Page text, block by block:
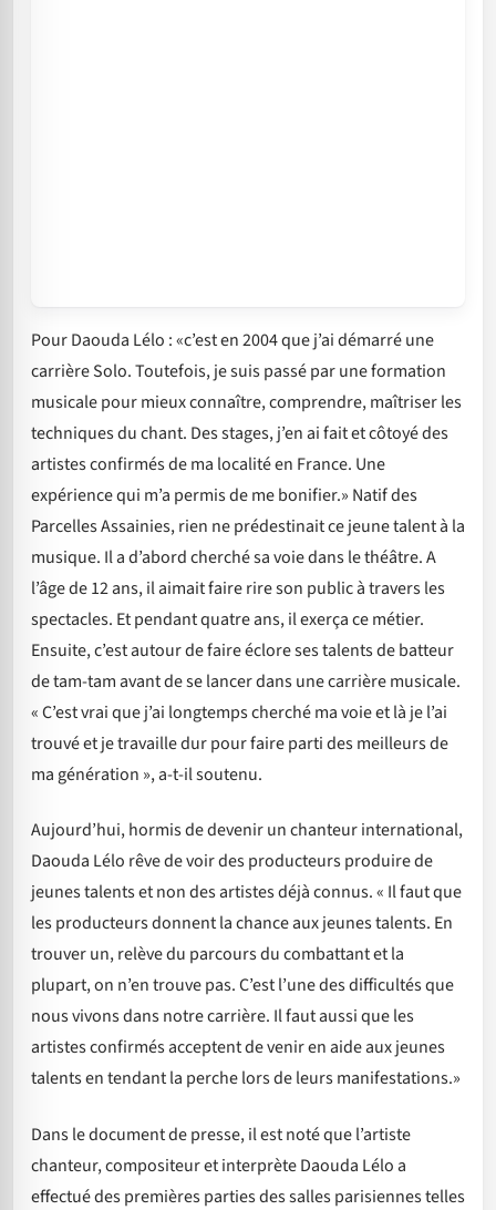
Pour Daouda Lélo : «c’est en 2004 que j’ai démarré une
carrière Solo. Toutefois, je suis passé par une formation
musicale pour mieux connaître, comprendre, maîtriser les
techniques du chant. Des stages, j’en ai fait et côtoyé des
artistes confirmés de ma localité en France. Une
expérience qui m’a permis de me bonifier.» Natif des
Parcelles Assainies, rien ne prédestinait ce jeune talent à la
musique. Il a d’abord cherché sa voie dans le théâtre. A
l’âge de 12 ans, il aimait faire rire son public à travers les
spectacles. Et pendant quatre ans, il exerça ce métier.
Ensuite, c’est autour de faire éclore ses talents de batteur
de tam-tam avant de se lancer dans une carrière musicale.
« C’est vrai que j’ai longtemps cherché ma voie et là je l’ai
trouvé et je travaille dur pour faire parti des meilleurs de
ma génération », a-t-il soutenu.
Aujourd’hui, hormis de devenir un chanteur international,
Daouda Lélo rêve de voir des producteurs produire de
jeunes talents et non des artistes déjà connus. « Il faut que
les producteurs donnent la chance aux jeunes talents. En
trouver un, relève du parcours du combattant et la
plupart, on n’en trouve pas. C’est l’une des difficultés que
nous vivons dans notre carrière. Il faut aussi que les
artistes confirmés acceptent de venir en aide aux jeunes
talents en tendant la perche lors de leurs manifestations.»
Dans le document de presse, il est noté que l’artiste
chanteur, compositeur et interprète Daouda Lélo a
effectué des premières parties des salles parisiennes telles